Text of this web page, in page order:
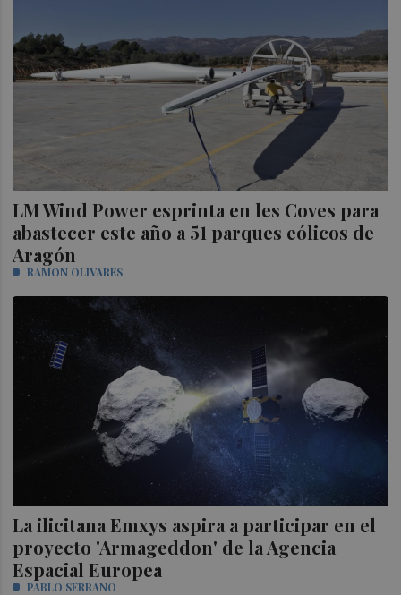
LM Wind Power esprinta en les Coves para
abastecer este año a 51 parques eólicos de
Aragón
RAMON OLIVARES
La ilicitana Emxys aspira a participar en el
proyecto 'Armageddon' de la Agencia
Espacial Europea
PABLO SERRANO